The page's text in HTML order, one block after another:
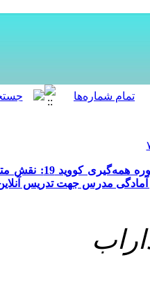
یادگیری آنلاین در دوره همه‌گیری کووید 19: نقش متغیرهای میانجی رضایت از دوره‌های